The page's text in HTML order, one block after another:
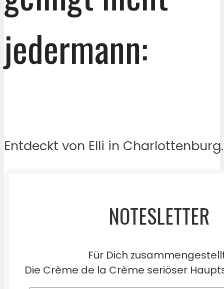
jedermann:
Entdeckt von Elli in Charlottenburg.
NOTESLETTER
Für Dich
Die Crème de la Crème seriöser